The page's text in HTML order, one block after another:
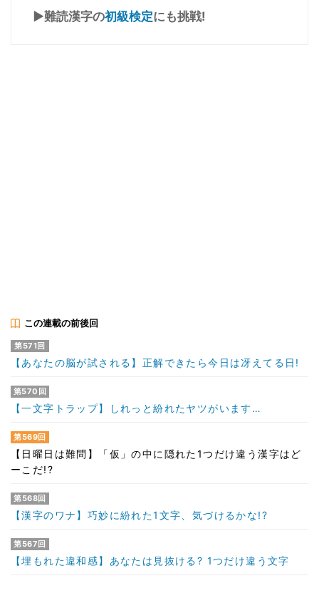
▶難読漢字の初級検定にも挑戦!
この連載の前後回
第571回
【あなたの脳が試される】正解できたら今日は冴えてる日!
第570回
【一文字トラップ】しれっと紛れたヤツがいます…
第569回
【日曜日は難問】「仮」の中に隠れた1つだけ違う漢字はど
ーこだ!?
第568回
【漢字のワナ】巧妙に紛れた1文字、気づけるかな!?
第567回
【埋もれた違和感】あなたは見抜ける? 1つだけ違う文字